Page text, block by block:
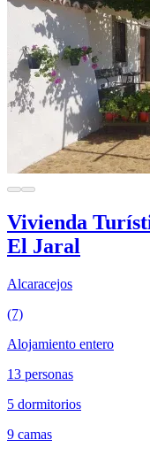
Vivienda
El Jaral
Alcaracejos
(7)
Alojamiento entero
13 personas
5 dormitorios
9 camas